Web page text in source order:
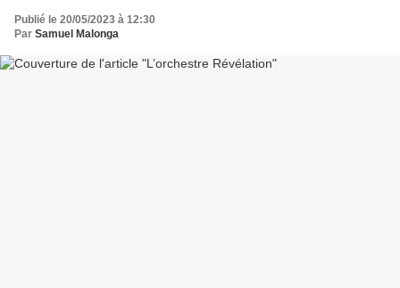
Publié le 20/05/2023 à 12:30
Par Samuel Malonga